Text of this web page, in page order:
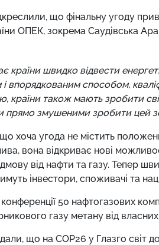
що фінальну угоду
ОПЕК, зокрема Саудівська
країни швидко відвести
впорядкованим способом,
країни також мають зробити
прямо змушеними зробити цей
що хоча угода не містить
вона відкриває нові
від нафти та газу. Тепер
інвестори, споживачі та
50 нафтогазових
газу метану від
що на COP26 у Глазго світ